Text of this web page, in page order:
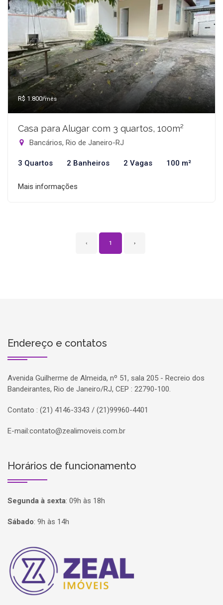
R$ 1.800/mês
Casa para Alugar com 3 quartos, 100m²
Bancários, Rio de Janeiro-RJ
3 Quartos 2 Banheiros 2 Vagas 100 m²
Mais informações
‹ 1 ›
Endereço e contatos
Avenida Guilherme de Almeida, nº 51, sala 205 - Recreio dos
Bandeirantes, Rio de Janeiro/RJ, CEP : 22790-100.
Contato : (21) 4146-3343 / (21)99960-4401
E-mail:contato@zealimoveis.com.br
Horários de funcionamento
Segunda à sexta: 09h às 18h
Sábado: 9h às 14h
Página inicial